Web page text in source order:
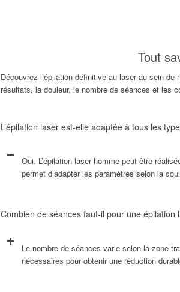
Tout
Découvrez l’épilation définitive au laser au sein
résultats, la douleur, le nombre de séances et les
L’épilation laser est-elle adaptée à tous les
Oui. L’épilation laser homme peut être
permet d’adapter les paramètres selon la
Combien de séances faut-il pour une épilation
Le nombre de séances varie selon la zone
nécessaires pour obtenir une réduction